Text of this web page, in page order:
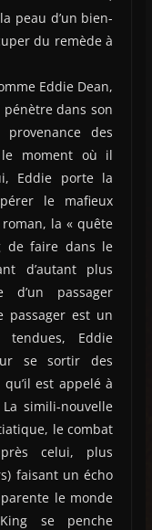
peau d’un bien-
du remède à
Eddie Dean,
dans son
des
le moment où il
Eddie porte la
le mafieux
la « quête
de faire dans le
d’autant plus
d’un passager
passager est un
Eddie
se sortir des
est appelé à
simili-nouvelle
le combat
celui, plus
faisant un écho
le monde
se penche